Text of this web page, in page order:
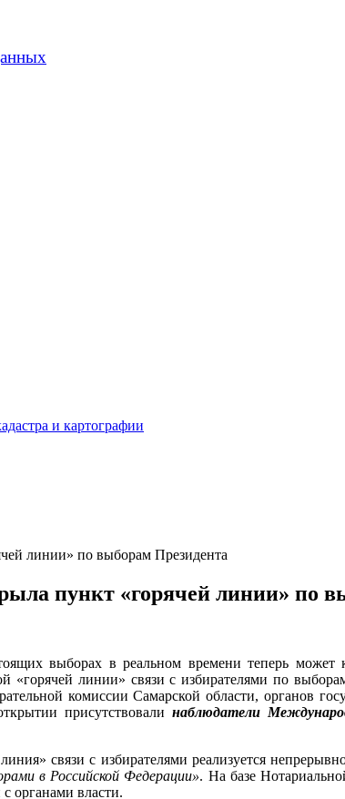
и картографии
линии» по выборам Президента
пункт «горячей линии» по
выборах в реальном времени теперь
«горячей линии» связи с избирателями по
комиссии Самарской области, органов
присутствовалинаблюдатели
связи с избирателями реализуется
в Российской Федерации». На базе
органами власти.